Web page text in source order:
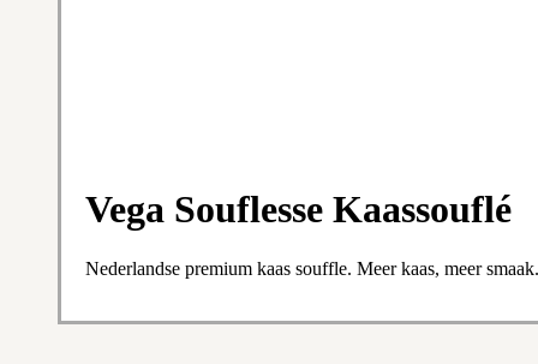
Vega Souflesse Kaassouflé
Nederlandse premium kaas souffle. Meer kaas, meer smaak.